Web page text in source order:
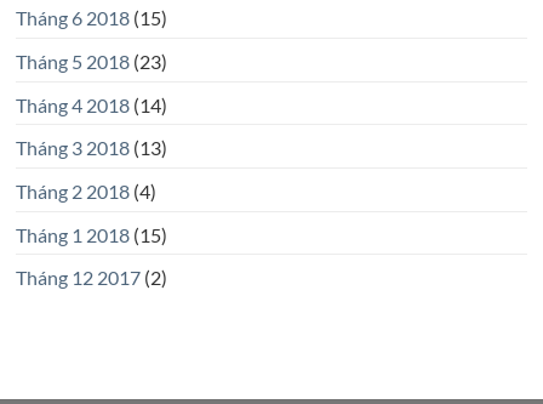
Tháng 6 2018(15)
Tháng 5 2018(23)
Tháng 4 2018(14)
Tháng 3 2018(13)
Tháng 2 2018(4)
Tháng 1 2018(15)
Tháng 12 2017(2)